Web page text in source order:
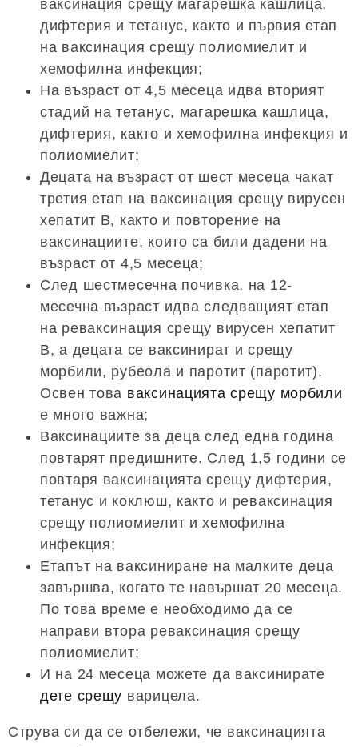
ваксинация срещу магарешка кашлица,
дифтерия и тетанус, както и първия етап
на ваксинация срещу полиомиелит и
хемофилна инфекция;
На възраст от 4,5 месеца идва вторият
стадий на тетанус, магарешка кашлица,
дифтерия, както и хемофилна инфекция и
полиомиелит;
Децата на възраст от шест месеца чакат
третия етап на ваксинация срещу вирусен
хепатит В, както и повторение на
ваксинациите, които са били дадени на
възраст от 4,5 месеца;
След шестмесечна почивка, на 12-
месечна възраст идва следващият етап
на реваксинация срещу вирусен хепатит
В, а децата се ваксинират и срещу
морбили, рубеола и паротит (паротит).
Освен това ваксинацията срещу морбили
е много важна;
Ваксинациите за деца след една година
повтарят предишните. След 1,5 години се
повтаря ваксинацията срещу дифтерия,
тетанус и коклюш, както и реваксинация
срещу полиомиелит и хемофилна
инфекция;
Етапът на ваксиниране на малките деца
завършва, когато те навършат 20 месеца.
По това време е необходимо да се
направи втора реваксинация срещу
полиомиелит;
И на 24 месеца можете да ваксинирате
дете срещу варицела.
Струва си да се отбележи, че ваксинацията